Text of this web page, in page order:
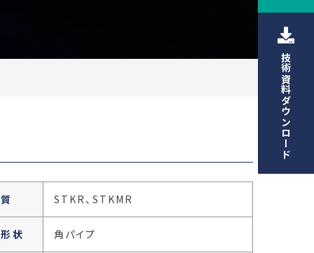
STKR、STKMR
状 角パイプ
技術資料ダウンロード